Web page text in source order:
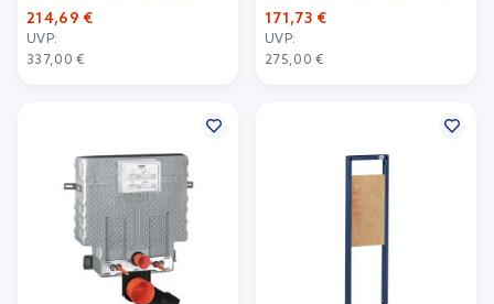
214,69 €
UVP:
337,00 €
171,73 €
UVP:
275,00 €